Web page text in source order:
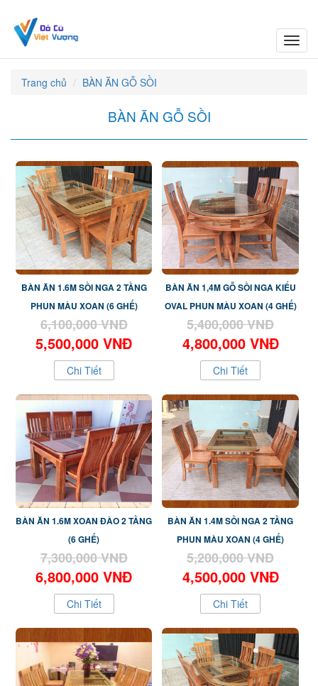
Trang chủ
BÀN ĂN GỖ SỒI
BÀN ĂN GỖ SỒI
BÀN ĂN 1.6M SỒI NGA 2 TẦNG
PHUN MÀU XOAN (6 GHẾ)
6,100,000 VNĐ
5,500,000 VNĐ
Chi Tiết
BÀN ĂN 1,4M GỖ SỒI NGA KIỂU
OVAL PHUN MÀU XOAN (4 GHẾ)
5,400,000 VNĐ
4,800,000 VNĐ
Chi Tiết
BÀN ĂN 1.6M XOAN ĐÀO 2 TẦNG
(6 GHẾ)
7,300,000 VNĐ
6,800,000 VNĐ
Chi Tiết
BÀN ĂN 1.4M SỒI NGA 2 TẦNG
PHUN MÀU XOAN (4 GHẾ)
5,200,000 VNĐ
4,500,000 VNĐ
Chi Tiết